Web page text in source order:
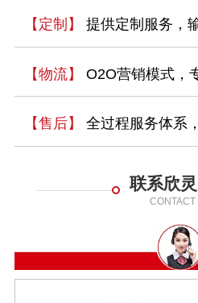
【定制】 提供定制服务，
【物流】 O2O营销模式，
【售后】 全过程服务体系
联系欣
CONTACT